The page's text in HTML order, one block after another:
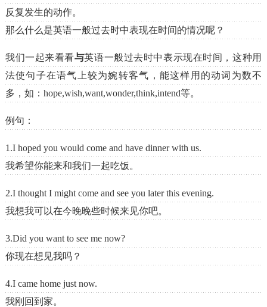
反复发生的动作。
那么什么是英语一般过去时中表现在时间的情况呢？
我们一起来看看与英语一般过去时中表示现在时间，这种用
法使句子在语气上较为婉转客气，能这样用的动词为数不
多，如：hope,wish,want,wonder,think,intend等。
例句：
1.I hoped you would come and have dinner with us.
我希望你能来和我们一起吃饭。
2.I thought I might come and see you later this evening.
我想我可以在今晚晚些时候来见你吧。
3.Did you want to see me now?
你现在想见我吗？
4.I came home just now.
我刚回到家。